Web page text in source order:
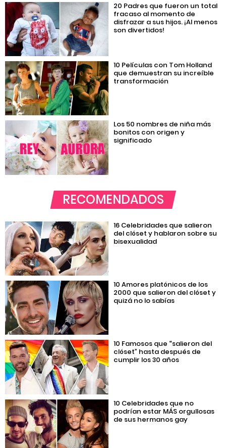
20 Padres que fueron un total
fracaso al momento de
disfrazar a sus hijos. ¡Al menos
son divertidos!
10 Películas con Tom Holland
que demuestran su increíble
transformación
Los 50 nombres de niña más
bonitos con origen y
significado
RECOMENDADOS
16 Celebridades que salieron
del clóset y hablaron sobre su
bisexualidad
10 Amores platónicos de los
2000 que salieron del clóset y
quizá no lo sabías
10 Famosos que “salieron del
clóset” hasta después de
cumplir los 30 años
10 Celebridades que no
podrían estar MÁS orgullosas
de sus hermanos gay